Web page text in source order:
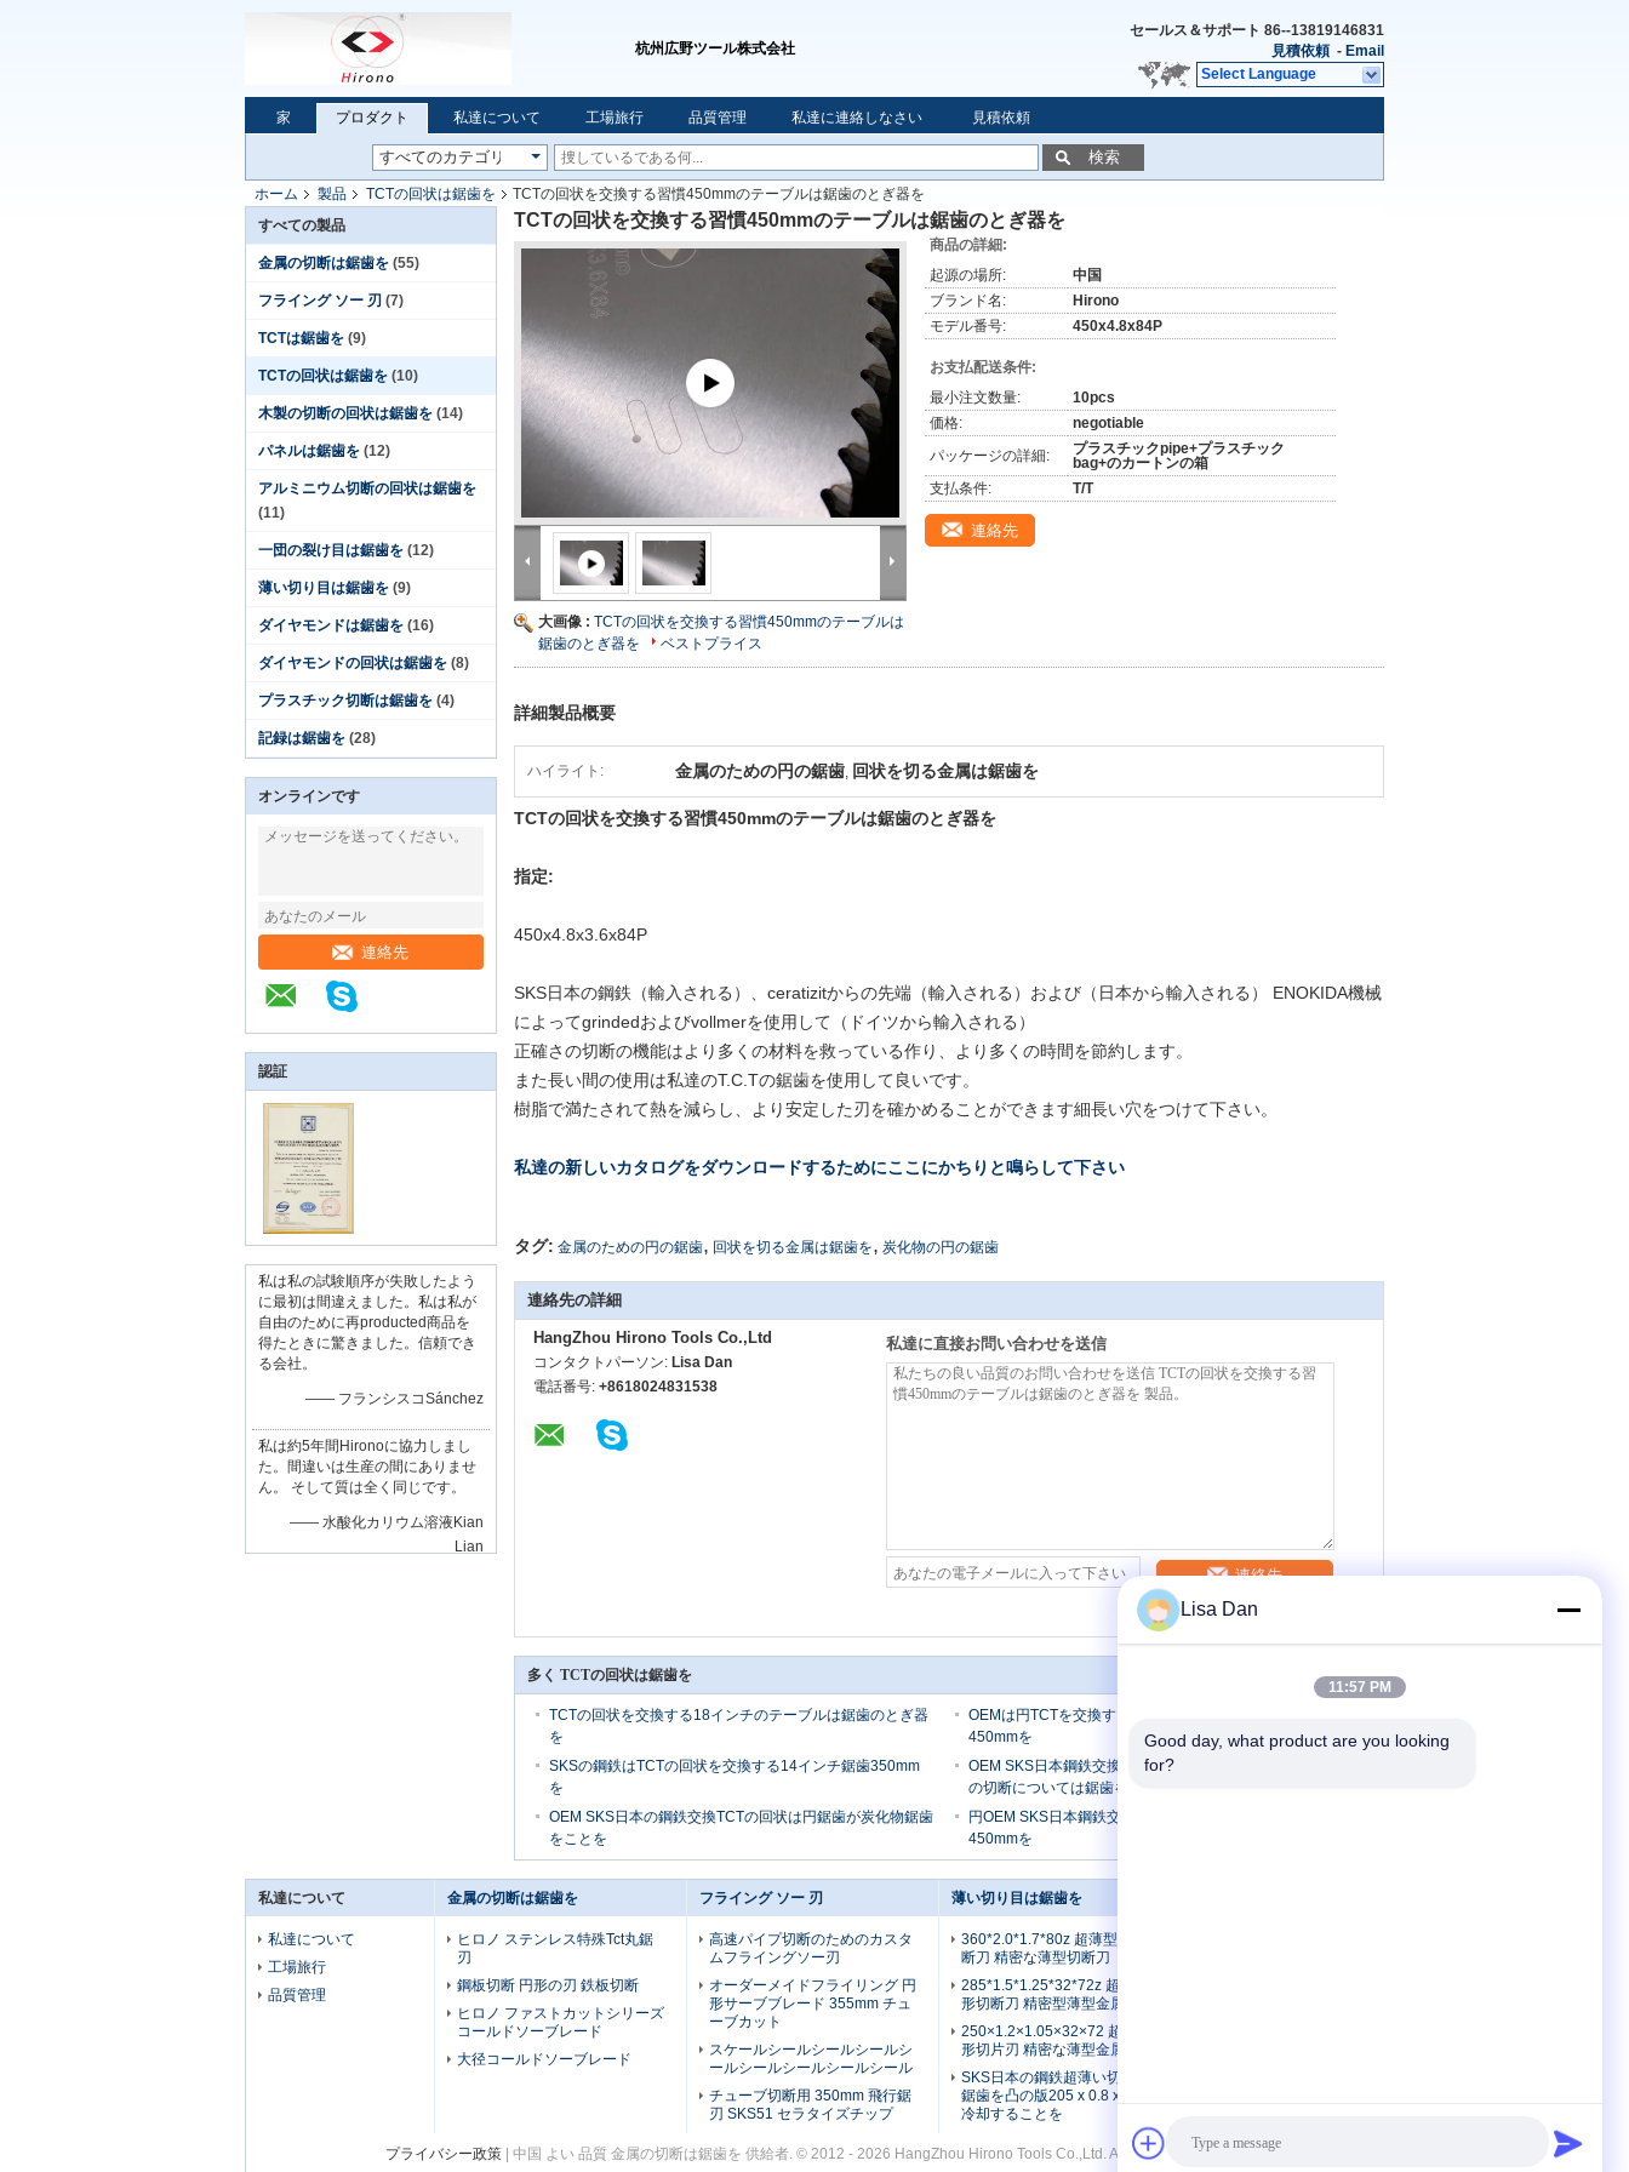
杭州広野ツール株式会社
セールス＆サポート 86--13819146831
見積依頼 - Email
Select Language
家 プロダクト 私達について 工場旅行 品質管理 私達に連絡しなさい 見積依頼
検索
ホーム 製品 TCTの回状は鋸歯を
TCTの回状を交換する習慣450mmのテーブルは鋸歯のとぎ器を
すべての製品
金属の切断は鋸歯を (55)
フライング ソー 刃 (7)
TCTは鋸歯を (9)
TCTの回状は鋸歯を (10)
木製の切断の回状は鋸歯を (14)
パネルは鋸歯を (12)
アルミニウム切断の回状は鋸歯を
(11)
一団の裂け目は鋸歯を (12)
薄い切り目は鋸歯を (9)
ダイヤモンドは鋸歯を (16)
ダイヤモンドの回状は鋸歯を (8)
プラスチック切断は鋸歯を (4)
記録は鋸歯を (28)
オンラインです
連絡先
認証
私は私の試験順序が失敗したよう
に最初は間違えました。私は私が
自由のために再producted商品を
得たときに驚きました。信頼でき
る会社。
—— フランシスコSánchez
私は約5年間Hironoに協力しまし
た。間違いは生産の間にありませ
ん。 そして質は全く同じです。
—— 水酸化カリウム溶液Kian
Lian
TCTの回状を交換する習慣450mmのテーブルは鋸歯のとぎ器を
大画像 : TCTの回状を交換する習慣450mmのテーブルは
鋸歯のとぎ器を
ベストプライス
商品の詳細:
起源の場所:
中国
ブランド名:
Hirono
モデル番号:
450x4.8x84P
お支払配送条件:
最小注文数量:
10pcs
価格:
negotiable
パッケージの詳細:
プラスチックpipe+プラスチック
bag+のカートンの箱
支払条件:
T/T
連絡先
詳細製品概要
ハイライト: 金属のための円の鋸歯, 回状を切る金属は鋸歯を
TCTの回状を交換する習慣450mmのテーブルは鋸歯のとぎ器を
指定:
450x4.8x3.6x84P
SKS日本の鋼鉄（輸入される）、ceratizitからの先端（輸入される）および（日本から輸入される） ENOKIDA機械
によってgrindedおよびvollmerを使用して（ドイツから輸入される）
正確さの切断の機能はより多くの材料を救っている作り、より多くの時間を節約します。
また長い間の使用は私達のT.C.Tの鋸歯を使用して良いです。
樹脂で満たされて熱を減らし、より安定した刃を確かめることができます細長い穴をつけて下さい。
私達の新しいカタログをダウンロードするためにここにかちりと鳴らして下さい
タグ: 金属のための円の鋸歯, 回状を切る金属は鋸歯を, 炭化物の円の鋸歯
連絡先の詳細
HangZhou Hirono Tools Co.,Ltd
コンタクトパーソン: Lisa Dan
電話番号: +8618024831538
私達に直接お問い合わせを送信
連絡先
多く TCTの回状は鋸歯を
TCTの回状を交換する18インチのテーブルは鋸歯のとぎ器
を
OEMは円TCTを交換する18インチCeratizitの先端の鋸歯
450mmを
SKSの鋼鉄はTCTの回状を交換する14インチ鋸歯350mm
を
OEM SKS日本鋼鉄交換TCTの回状は鋼鉄350x3.5x2.6x80P
の切断については鋸歯を
OEM SKS日本の鋼鉄交換TCTの回状は円鋸歯が炭化物鋸歯
をことを
円OEM SKS日本鋼鉄交換TCTはCeratizitの先端の鋸歯
450mmを
私達について
私達について
工場旅行
品質管理
金属の切断は鋸歯を
ヒロノ ステンレス特殊Tct丸鋸
刃
鋼板切断 円形の刃 鉄板切断
ヒロノ ファストカットシリーズ
コールドソーブレード
大径コールドソーブレード
フライング ソー 刃
高速パイプ切断のためのカスタ
ムフライングソー刃
オーダーメイドフライリング 円
形サーブブレード 355mm チュ
ーブカット
スケールシールシールシールシ
ールシールシールシールシール
チューブ切断用 350mm 飛行鋸
刃 SKS51 セラタイズチップ
薄い切り目は鋸歯を
360*2.0*1.7*80z 超薄型円形切
断刀 精密な薄型切断刀
285*1.5*1.25*32*72z 超薄型円
形切断刀 精密型薄型金属切断刀
250×1.2×1.05×32×72 超薄型円
形切片刃 精密な薄型金属切片刃
SKS日本の鋼鉄超薄い切り目は
鋸歯を凸の版205 x 0.8 x 80Pを
冷却することを
プライバシー政策 | 中国 よい 品質 金属の切断は鋸歯を 供給者. © 2012 - 2026 HangZhou Hirono Tools Co.,Ltd. All Rights Reserved.
Lisa Dan
11:57 PM
Good day, what product are you looking
for?